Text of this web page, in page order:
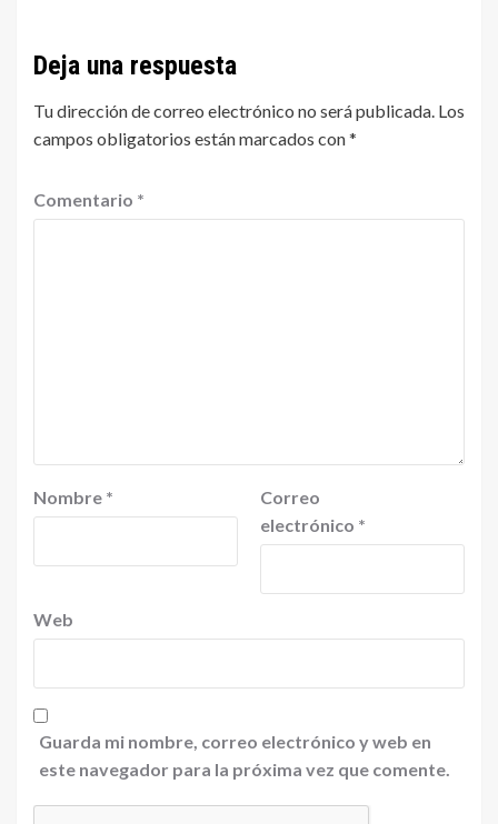
Deja una respuesta
Tu dirección de correo electrónico no será publicada. Los
campos obligatorios están marcados con*
Comentario *
Nombre *
Correo
electrónico *
Web
Guarda mi nombre, correo electrónico y web en
este navegador para la próxima vez que comente.